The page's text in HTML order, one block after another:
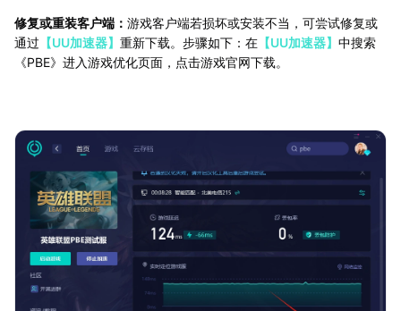
修复或重装客户端： 游戏客户端若损坏或安装不当，可尝试修复或
通过 【UU加速器】 重新下载。步骤如下：在 【UU加速器】 中搜索
《PBE》进入游戏优化页面，点击游戏官网下载。